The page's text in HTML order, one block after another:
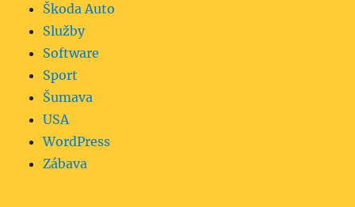
Škoda Auto
Služby
Software
Sport
Šumava
USA
WordPress
Zábava